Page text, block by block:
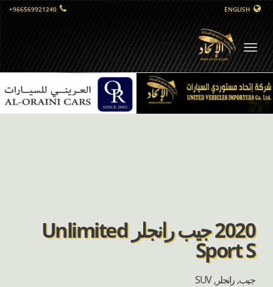
ENGLISH
+966569921240
التبديل
الملاحي
2020 جيب رانجلر Unlimited
Sport S
جيب, رانجلر, SUV